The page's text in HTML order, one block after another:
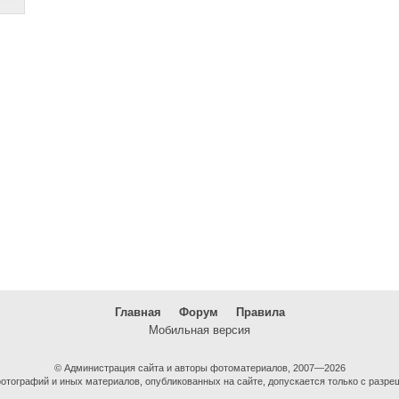
Главная Форум
Правила
Мобильная версия
© Администрация сайта и авторы фотоматериалов, 2007—2026
и иных материалов, опубликованных на сайте, допускается только с